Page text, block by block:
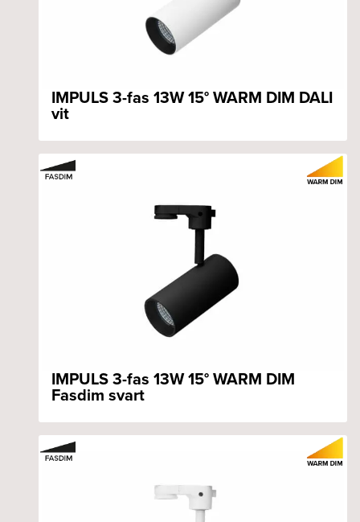
IMPULS 3-fas 13W 15° WARM DIM DALI
vit
IMPULS 3-fas 13W 15° WARM DIM
Fasdim svart